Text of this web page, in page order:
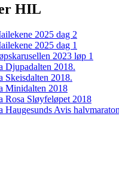
HIL
2025 dag 2
2025 dag 1
2023 løp 1
Djupadalten 2018.
Skeisdalten 2018.
Minidalten 2018
Rosa Sløyfeløpet 2018
Haugesunds Avis halvmaraton